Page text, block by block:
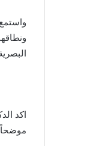
اكد
موضحاً